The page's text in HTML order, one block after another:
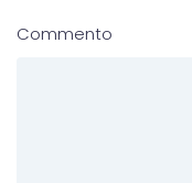
Commento